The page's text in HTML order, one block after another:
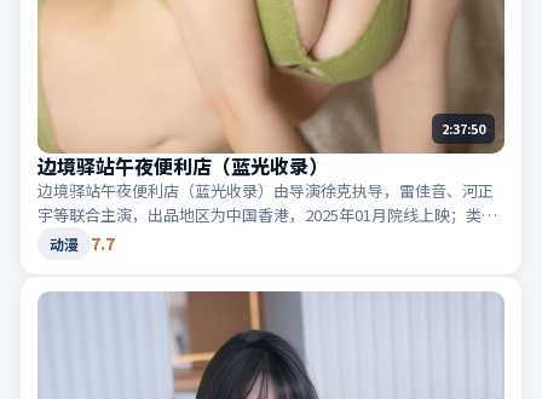
2:37:50
边境驿站午夜便利店（蓝光收录）
边境驿站午夜便利店（蓝光收录）由导演徐克执导，雷佳音、河正
宇等联合主演，出品地区为中国香港，2025年01月院线上映；类型
定位为动漫·惊悚，音效与剪辑节奏凌厉。适合检索「中国香港惊
动漫 7.7